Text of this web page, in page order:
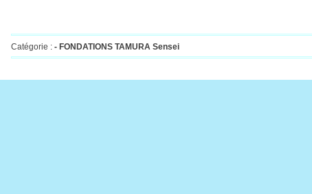
Catégorie : - FONDATIONS TAMURA Sensei